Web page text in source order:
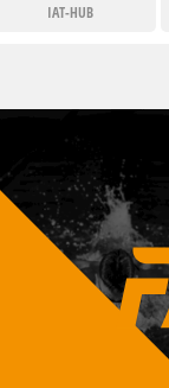
IAT-HUB